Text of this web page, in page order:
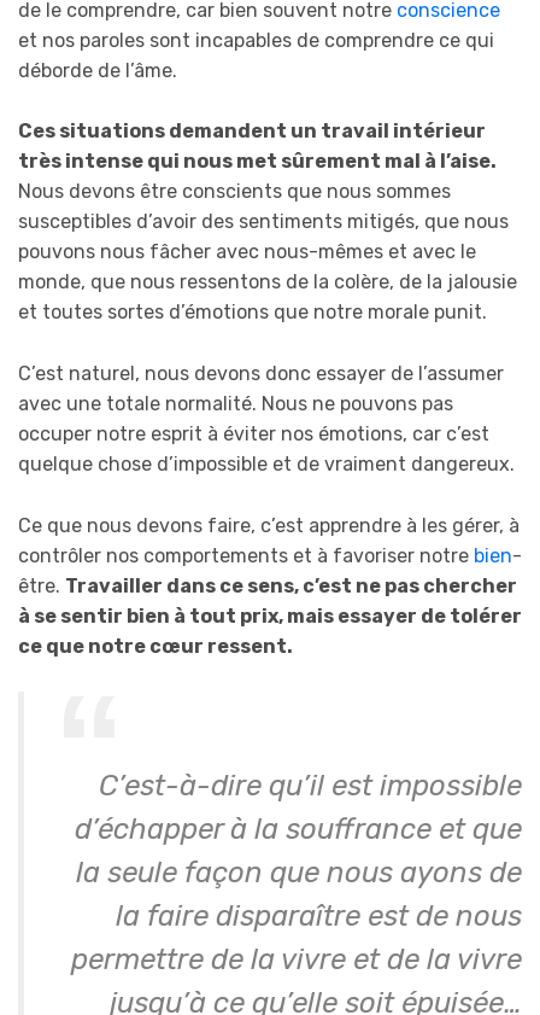
de le comprendre, car bien souvent notre conscience
et nos paroles sont incapables de comprendre ce qui
déborde de l’âme.
Ces situations demandent un travail intérieur
très intense qui nous met sûrement mal à l’aise.
Nous devons être conscients que nous sommes
susceptibles d’avoir des sentiments mitigés, que nous
pouvons nous fâcher avec nous-mêmes et avec le
monde, que nous ressentons de la colère, de la jalousie
et toutes sortes d’émotions que notre morale punit.
C’est naturel, nous devons donc essayer de l’assumer
avec une totale normalité. Nous ne pouvons pas
occuper notre esprit à éviter nos émotions, car c’est
quelque chose d’impossible et de vraiment dangereux.
Ce que nous devons faire, c’est apprendre à les gérer, à
contrôler nos comportements et à favoriser notre bien-
être. Travailler dans ce sens, c’est ne pas chercher
à se sentir bien à tout prix, mais essayer de tolérer
ce que notre cœur ressent.
C’est-à-dire qu’il est impossible
d’échapper à la souffrance et que
la seule façon que nous ayons de
la faire disparaître est de nous
permettre de la vivre et de la vivre
jusqu’à ce qu’elle soit épuisée…